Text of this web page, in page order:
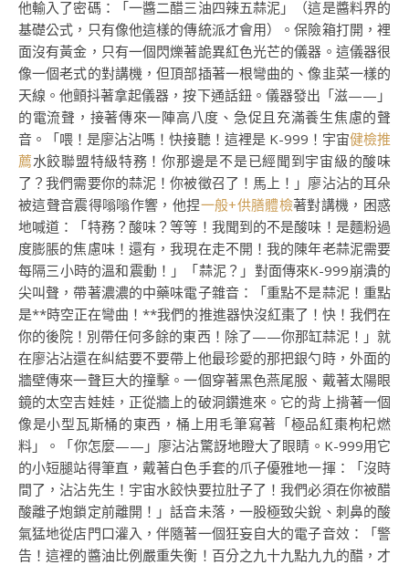
他輸入了密碼：「一醬二醋三油四辣五蒜泥」（這是醬料界的
基礎公式，只有像他這樣的傳統派才會用）。保險箱打開，裡
面沒有黃金，只有一個閃爍著詭異紅色光芒的儀器。這儀器很
像一個老式的對講機，但頂部插著一根彎曲的、像韭菜一樣的
天線。他顫抖著拿起儀器，按下通話鈕。儀器發出「滋——」
的電流聲，接著傳來一陣高八度、急促且充滿養生焦慮的聲
音。「喂！是廖沾沾嗎！快接聽！這裡是 K-999！宇宙健檢推
薦水餃聯盟特級特務！你那邊是不是已經聞到宇宙級的酸味
了？我們需要你的蒜泥！你被徵召了！馬上！」廖沾沾的耳朵
被這聲音震得嗡嗡作響，他捏一般+供膳體檢著對講機，困惑
地喊道：「特務？酸味？等等！我聞到的不是酸味！是麵粉過
度膨脹的焦慮味！還有，我現在走不開！我的陳年老蒜泥需要
每隔三小時的溫和震動！」「蒜泥？」對面傳來K-999崩潰的
尖叫聲，帶著濃濃的中藥味電子雜音：「重點不是蒜泥！重點
是**時空正在彎曲！**我們的推進器快沒紅棗了！快！我們在
你的後院！別帶任何多餘的東西！除了——你那缸蒜泥！」就
在廖沾沾還在糾結要不要帶上他最珍愛的那把銀勺時，外面的
牆壁傳來一聲巨大的撞擊。一個穿著黑色燕尾服、戴著太陽眼
鏡的太空吉娃娃，正從牆上的破洞鑽進來。它的背上揹著一個
像是小型瓦斯桶的東西，桶上用毛筆寫著「極品紅棗枸杞燃
料」。「你怎麼——」廖沾沾驚訝地瞪大了眼睛。K-999用它
的小短腿站得筆直，戴著白色手套的爪子優雅地一揮：「沒時
間了，沾沾先生！宇宙水餃快要拉肚子了！我們必須在你被醋
酸離子炮鎖定前離開！」話音未落，一股極致尖銳、刺鼻的酸
氣猛地從店門口灌入，伴隨著一個狂妄自大的電子音效：「警
告！這裡的醬油比例嚴重失衡！百分之九十九點九九的醋，才